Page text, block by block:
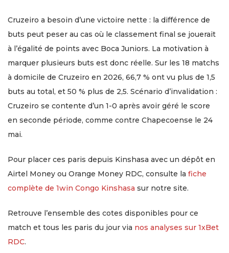
Cruzeiro a besoin d’une victoire nette : la différence de
buts peut peser au cas où le classement final se jouerait
à l’égalité de points avec Boca Juniors. La motivation à
marquer plusieurs buts est donc réelle. Sur les 18 matchs
à domicile de Cruzeiro en 2026, 66,7 % ont vu plus de 1,5
buts au total, et 50 % plus de 2,5. Scénario d’invalidation :
Cruzeiro se contente d’un 1-0 après avoir géré le score
en seconde période, comme contre Chapecoense le 24
mai.
Pour placer ces paris depuis Kinshasa avec un dépôt en
Airtel Money ou Orange Money RDC, consulte la fiche
complète de 1win Congo Kinshasa sur notre site.
Retrouve l’ensemble des cotes disponibles pour ce
match et tous les paris du jour via nos analyses sur 1xBet
RDC.